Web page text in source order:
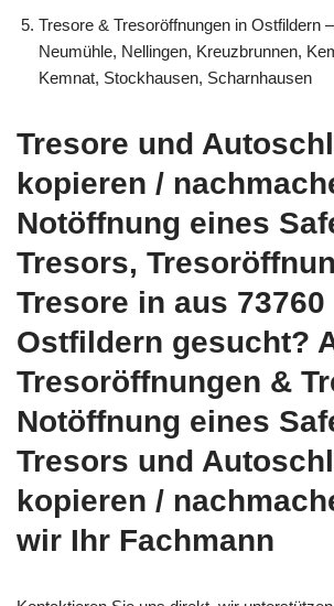
Tresore & Tresoröffnungen in Ostfildern
Neumühle, Nellingen, Kreuzbrunnen,
Kemnat, Stockhausen, Scharnhausen
Tresore und
kopieren /
Notöffnung eines
Tresors,
Tresore in aus 73760
Ostfildern gesucht?
Tresoröffnungen &
Notöffnung eines
Tresors und
kopieren /
wir Ihr Fachmann